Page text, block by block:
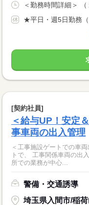
＜勤務時間詳細＞
★平日・週5日勤務（
[契約社員]
＜給与UP！安定
事車両の出入管理
＜工事施設ゲートでの車
トで、 工事関係車両の出入りを
所での業務が中心...
警備・交通誘導
埼玉県入間市/稲荷